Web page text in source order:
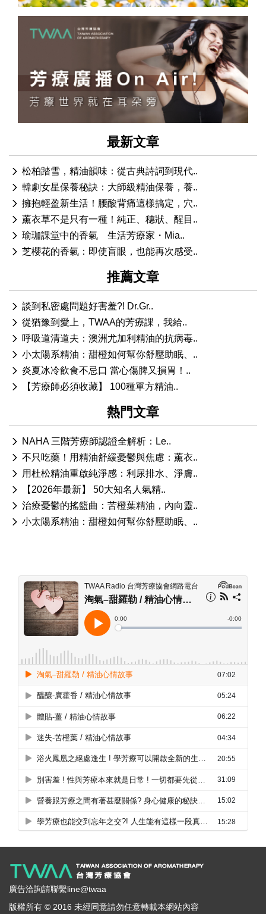
最新文章
松柏踏雪，精油韻味：從古典詩詞到現代..
韓劇女星保養秘訣：大師級精油保養，養..
擁抱輕盈新生活！腰酸背痛這樣搞定，穴..
薰衣草不是只有一種！純正、穗狀、醒目..
瑜珈課堂中的香氣 生活芳療家・Mia..
芝櫻花的香氣：即使盲眼，也能再次感受..
推薦文章
談到私密處問題好害羞?! Dr.Gr..
從猶豫到愛上，TWAA的芳療課，我給..
呼吸道清道夫：澳洲尤加利精油的抗病毒..
小太陽系精油：甜橙如何幫你舒壓助眠、..
炎夏冰冷飲食不忌口 當心傷脾又損胃！..
【芳療師必須收藏】 100種單方精油..
熱門文章
NAHA 三階芳療師認證全解析：Le..
不只吃藥！用精油舒緩憂鬱與焦慮：薰衣..
用杜松精油重啟純淨感：利尿排水、淨膚..
【2026年最新】 50大知名人氣精..
治療憂鬱的搖籃曲：苦橙葉精油，內向靈..
小太陽系精油：甜橙如何幫你舒壓助眠、..
廣告洽詢請聯繫line@twaa
版權所有 © 2016 未經同意請勿任意轉載本網站內容